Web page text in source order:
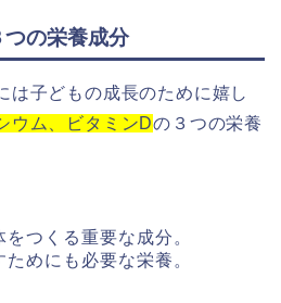
の栄養成分
は子どもの成長のために嬉し
ウム、ビタミンDの３つの栄養
つくる重要な成分。
めにも必要な栄養。